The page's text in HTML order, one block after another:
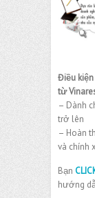
Điều kiện
từ
– Dành
trở lên
– Hoàn
và chính
Bạn
hướng